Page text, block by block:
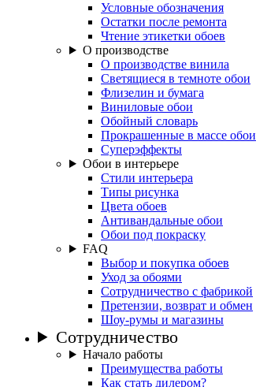
Условные обозначения
Остатки после ремонта
Чтение этикетки обоев
О производстве
О производстве винила
Светящиеся в темноте обои
Флизелин и бумага
Виниловые обои
Обойный словарь
Прокрашенные в массе обои
Суперэффекты
Обои в интерьере
Стили интерьера
Типы рисунка
Цвета обоев
Антивандальные обои
Обои под покраску
FAQ
Выбор и покупка обоев
Уход за обоями
Сотрудничество с фабрикой
Претензии, возврат и обмен
Шоу-румы и магазины
Сотрудничество
Начало работы
Преимущества работы
Как стать дилером?